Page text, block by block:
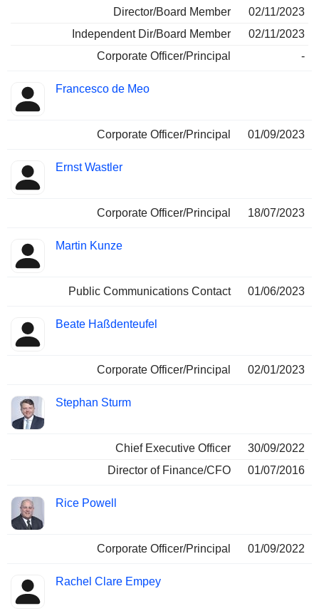
Director/Board Member
02/11/2023
Independent Dir/Board Member
02/11/2023
Corporate Officer/Principal
-
Francesco de Meo
Corporate Officer/Principal 01/09/2023
Ernst Wastler
Corporate Officer/Principal 18/07/2023
Martin Kunze
Public Communications Contact 01/06/2023
Beate Haßdenteufel
Corporate Officer/Principal 02/01/2023
Stephan Sturm
Chief Executive Officer
30/09/2022
Director of Finance/CFO
01/07/2016
Rice Powell
Corporate Officer/Principal 01/09/2022
Rachel Clare Empey